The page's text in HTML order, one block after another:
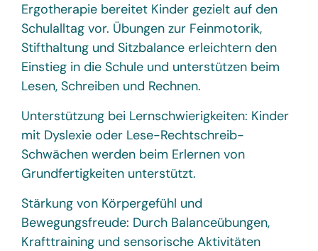
Ergotherapie bereitet Kinder gezielt auf den
Schulalltag vor. Übungen zur Feinmotorik,
Stifthaltung und Sitzbalance erleichtern den
Einstieg in die Schule und unterstützen beim
Lesen, Schreiben und Rechnen.
Unterstützung bei Lernschwierigkeiten: Kinder
mit Dyslexie oder Lese-Rechtschreib-
Schwächen werden beim Erlernen von
Grundfertigkeiten unterstützt.
Stärkung von Körpergefühl und
Bewegungsfreude: Durch Balanceübungen,
Krafttraining und sensorische Aktivitäten